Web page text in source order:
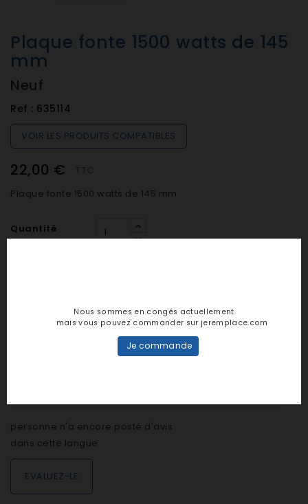
Plaque fonte 1500 watts de 145
mm
Neuf
Ref : 635114
VOIR LES PRODUITS COMPATIBLES
22,00 €
Plaque fonte 1500 watts de 145 mm
Quantité
 AJOUTER AU PANIER
personne n'a encore posté d'avis
dans cette langue
EVALUEZ-LE
Nous sommes en congés actuellement
mais vous pouvez commander sur jeremplace.com
Je commande